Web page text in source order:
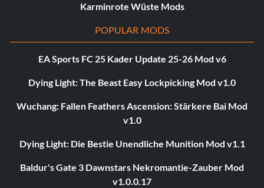
Karminrote Wüste Mods
POPULAR MODS
EA Sports FC 25 Kader Update 25-26 Mod v6
Dying Light: The Beast Easy Lockpicking Mod v1.0
Wuchang: Fallen Feathers Ascension: Stärkere Bai Mod
v1.0
Dying Light: Die Bestie Unendliche Munition Mod v1.1
Baldur's Gate 3 Dawnstars Nekromantie-Zauber Mod
v1.0.0.17